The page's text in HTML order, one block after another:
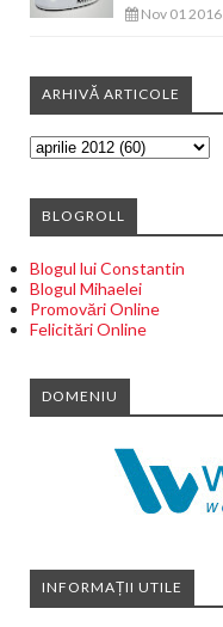
Nov 01 2016
ARHIVĂ ARTICOLE
BLOGROLL
Blogul lui Constantin
Blogul Mihaelei
Promovări Online
Felicitări Online
DOMENIU
INFORMAȚII UTILE